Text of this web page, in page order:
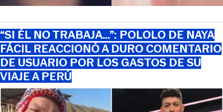
“SI ÉL NO TRABAJA…”: POLOLO DE NAYA
FÁCIL REACCIONÓ A DURO COMENTARIO
DE USUARIO POR LOS GASTOS DE SU
VIAJE A PERÚ